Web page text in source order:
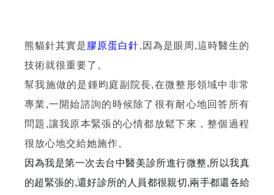
熊貓針其實是膠原蛋白針,因為是眼周 ,這時醫生的
技術就很重要了。
幫我施做的是鍾昀庭副院長,在微整形領域中非常
專業 ,一開始諮詢的時候除了 很有耐心地回答所有
問題 ,讓我原本緊張的心情都放鬆下來，整個過程
很放心地交給她施作。
因為我是第一次去台中醫美診所進行微整,所以我真
的超緊張的,還好診所的人員都很親切,兩手都還各給